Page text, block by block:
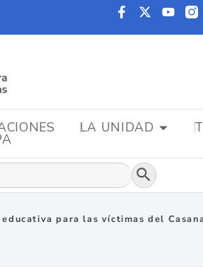
LA UNIDAD
Botón de
para las víctimas del